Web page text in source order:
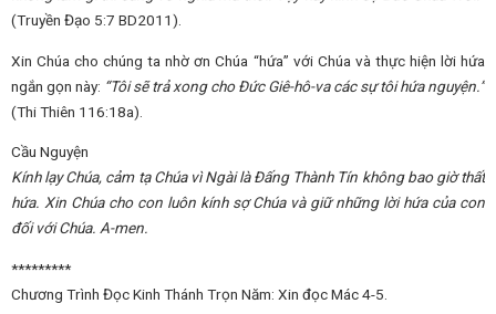
(Truyền Đạo 5:7 BD2011).
Xin Chúa cho chúng ta nhờ ơn Chúa “hứa” với Chúa và thực hiện lời hứa
ngắn gọn này: “Tôi sẽ trả xong cho Đức Giê-hô-va các sự tôi hứa nguyện.”
(Thi Thiên 116:18a).
Cầu Nguyện
Kính lạy Chúa, cảm tạ Chúa vì Ngài là Đấng Thành Tín không bao giờ thất
hứa. Xin Chúa cho con luôn kính sợ Chúa và giữ những lời hứa của con
đối với Chúa. A-men.
*********
Chương Trình Đọc Kinh Thánh Trọn Năm: Xin đọc Mác 4-5.